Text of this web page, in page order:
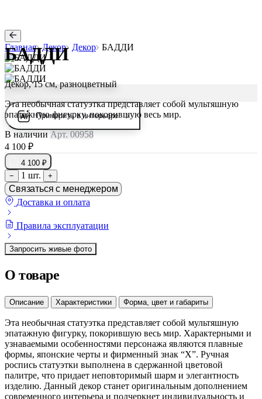
Главная Декор Декор БАДДИ
Примерить в интерьере
БАДДИ
Декор, 15 см, разноцветный
Эта необычная статуэтка представляет собой мультяшную
эпатажную фигурку, покорившую весь мир.
В наличии Арт. 00958
4 100 ₽
4 100 ₽
−
1 шт. +
Связаться с менеджером
Доставка и оплата
Правила эксплуатации
Запросить живые фото
О товаре
Описание Характеристики Форма, цвет и габариты
Эта необычная статуэтка представляет собой мультяшную
эпатажную фигурку, покорившую весь мир. Характерными и
узнаваемыми особенностями персонажа являются плавные
формы, японские черты и фирменный знак “Х”. Ручная
роспись статуэтки выполнена в сдержанной цветовой
палитре, что придает неповторимый шарм и элегантность
изделию. Данный декор станет оригинальным дополнением
современного интерьера и подчеркнет индивидуальность и